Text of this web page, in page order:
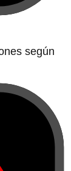
según